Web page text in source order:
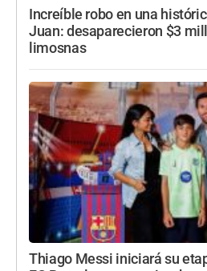
Increíble robo en una
Juan: desaparecieron $3
limosnas
Thiago Messi iniciará su